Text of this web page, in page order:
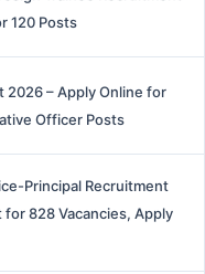
120 Posts
2026 – Apply Online for
Officer Posts
Principal Recruitment
828 Vacancies, Apply